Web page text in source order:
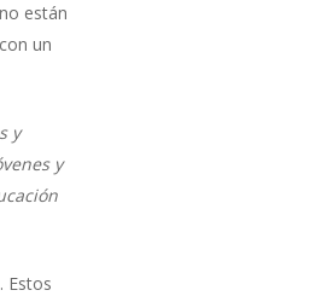
están
un
y
y
Estos